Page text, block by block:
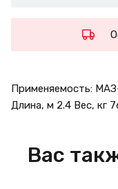
Применяемость:
Длина, м 2.4 Вес, кг
Вас